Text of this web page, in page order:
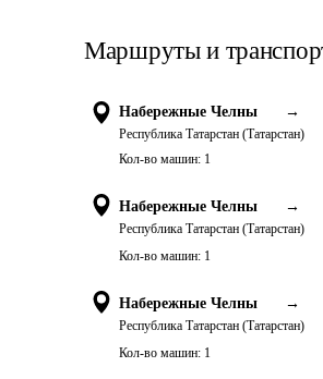
Маршруты и
Набережные Челны →
Республика Татарстан (Татарстан)
Кол-во машин: 1
Набережные Челны →
Республика Татарстан (Татарстан)
Кол-во машин: 1
Набережные Челны →
Республика Татарстан (Татарстан)
Кол-во машин: 1